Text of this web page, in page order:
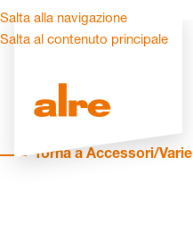
Salta alla navigazione
Salta al contenuto principale
Torna a Accessori/Varie